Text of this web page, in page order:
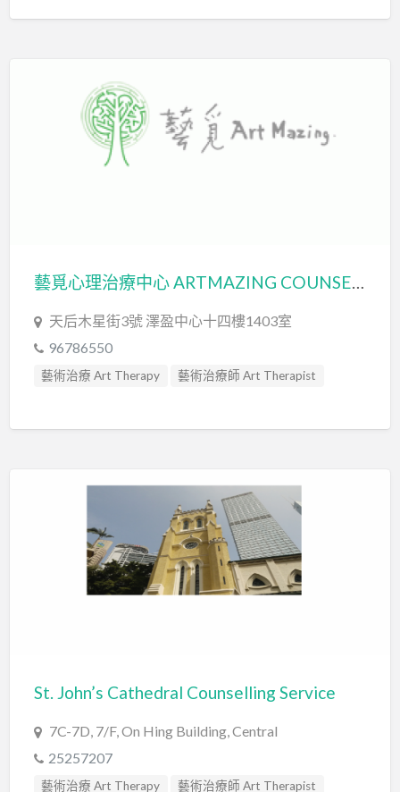
藝覓心理治療中心 ARTMAZING COUNSELING CENTRE
天后木星街3號 澤盈中心十四樓1403室
96786550
藝術治療 Art Therapy 藝術治療師 Art Therapist
St. John’s Cathedral Counselling Service
7C-7D, 7/F, On Hing Building, Central
25257207
藝術治療 Art Therapy 藝術治療師 Art Therapist